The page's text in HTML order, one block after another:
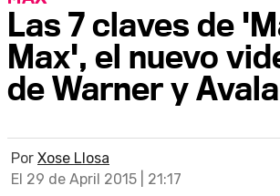
Las 7 claves de
Max', el nuevo
de Warner y
Por Xose Llosa
El 29 de April 2015 | 21:17